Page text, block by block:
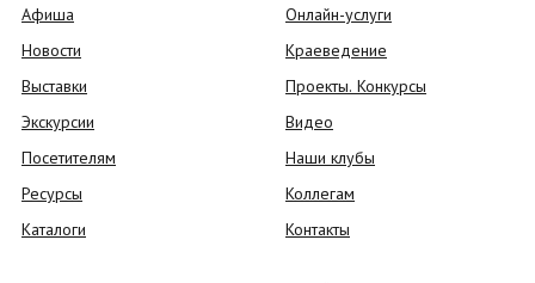
Афиша
Новости
Выставки
Экскурсии
Посетителям
Ресурсы
Каталоги
Онлайн-услуги
Краеведение
Проекты. Конкурсы
Видео
Наши клубы
Коллегам
Контакты